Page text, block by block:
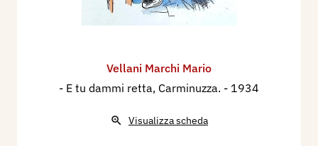
Vellani Marchi Mario
- E tu dammi retta, Carminuzza. - 1934
Visualizza scheda